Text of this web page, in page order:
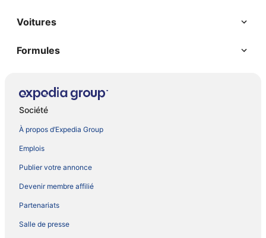
Voitures
Formules
Société
À propos d’Expedia Group
Emplois
Publier votre annonce
Devenir membre affilié
Partenariats
Salle de presse